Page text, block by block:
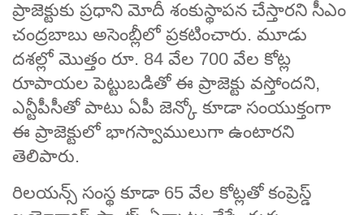
ప్రాజెక్టుకు ప్రధాని మోదీ శంకుస్థాపన చేస్తారని సీఎం
చంద్రబాబు అసెంబ్లీలో ప్రకటించారు. మూడు
దశల్లో మొత్తం రూ. 84 వేల 700 వేల కోట్ల
రూపాయల పెట్టుబడితో ఈ ప్రాజెక్టు వస్తోందని,
ఎన్టీపీసీతో పాటు ఏపీ జెన్కో కూడా సంయుక్తంగా
ఈ ప్రాజెక్టులో భాగస్వాములుగా ఉంటారని
తెలిపారు.
రిలయన్స్ సంస్థ కూడా 65 వేల కోట్లతో కంప్రెస్డ్